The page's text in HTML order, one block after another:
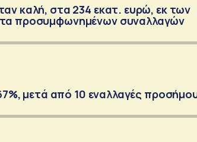
καλή, στα 234 εκατ. ευρώ, εκ των
προσυμφωνημένων συναλλαγών
μετά από 10 εναλλαγές